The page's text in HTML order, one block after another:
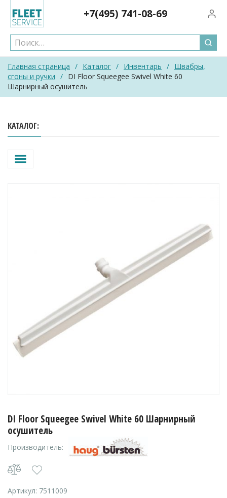
content
+7(495) 741-08-69
Главная страница / Каталог / Инвентарь / Швабры,
сгоны и ручки / DI Floor Squeegee Swivel White 60
Шарнирный осушитель
DI Floor Squeegee Swivel White 60 Шарнирный
осушитель
Производитель:
Артикул: 7511009
КАТАЛОГ